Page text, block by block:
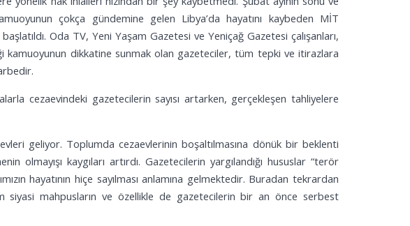
çokça gündemine gelen Libya’da hayatını kaybeden MİT
Oda TV, Yeni Yaşam Gazetesi ve Yeniçağ Gazetesi çalışanları,
kamuoyunun dikkatine sunmak olan gazeteciler, tüm tepki ve itirazlara
cezaevindeki gazetecilerin sayısı artarken, gerçekleşen tahliyelere
geliyor. Toplumda cezaevlerinin boşaltılmasına dönük bir beklenti
kaygıları artırdı. Gazetecilerin yargılandığı hususlar “terör
hayatının hiçe sayılması anlamına gelmektedir. Buradan tekrardan
siyasi mahpusların ve özellikle de gazetecilerin bir an önce serbest